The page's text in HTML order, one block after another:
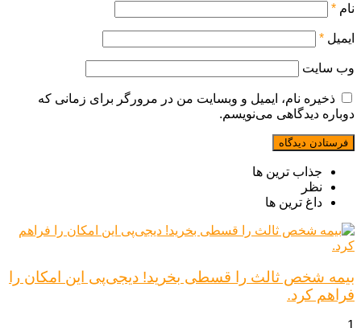
نام *
ایمیل *
وب‌ سایت
ذخیره نام، ایمیل و وبسایت من در مرورگر برای زمانی که
دوباره دیدگاهی می‌نویسم.
جذاب ترین ها
نظر
داغ ترین ها
بیمه شخص ثالث را قسطی بخرید! دیجی‌پی این امکان را
فراهم کرد.